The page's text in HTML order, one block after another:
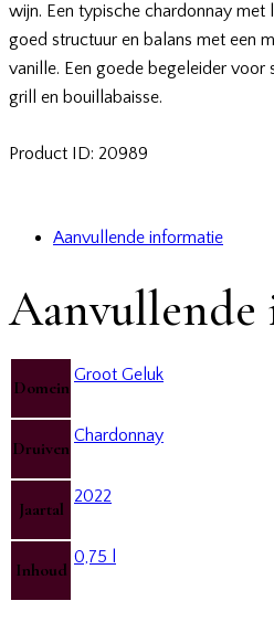
wijn. Een typische chardonnay met
goed structuur en balans met een
vanille. Een goede begeleider voor
grill en bouillabaisse.
Product ID: 20989
Aanvullende informatie
Domein
Groot Geluk
Druiven
Chardonnay
Jaartal
2022
Inhoud
0,75 l